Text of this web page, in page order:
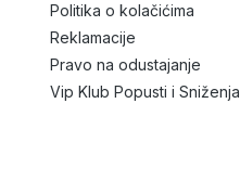
Politika o kolačićima
Reklamacije
Pravo na odustajanje
Vip Klub Popusti i Sniženja